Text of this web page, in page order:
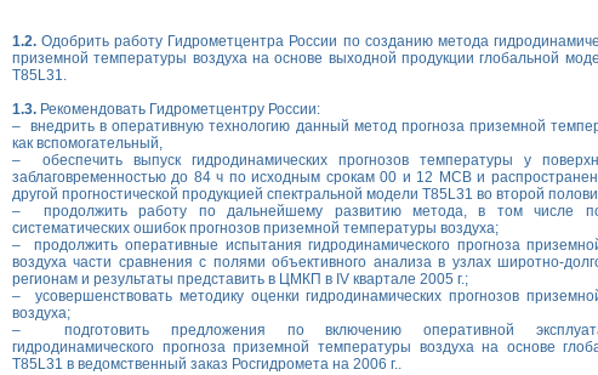
1.2. Одобрить работу Гидрометцентра России по созданию метода
приземной температуры воздуха на основе выходной продукции глобальной
T85L31.
1.3. Рекомендовать Гидрометцентру России:
– внедрить в оперативную технологию данный метод прогноза приземной
как вспомогательный,
– обеспечить выпуск гидродинамических прогнозов температуры у
заблаговременностью до 84 ч по исходным срокам 00 и 12 МСВ и
другой прогностической продукцией спектральной модели Т85L31 во второй
– продолжить работу по дальнейшему развитию метода, в том числе
систематических ошибок прогнозов приземной температуры воздуха;
– продолжить оперативные испытания гидродинамического прогноза
воздуха части сравнения с полями объективного анализа в узлах широтно-
регионам и результаты представить в ЦМКП в IV квартале 2005 г.;
– усовершенствовать методику оценки гидродинамических прогнозов
воздуха;
– подготовить предложения по включению оперативной
гидродинамического прогноза приземной температуры воздуха на основе
T85L31 в ведомственный заказ Росгидромета на 2006 г..